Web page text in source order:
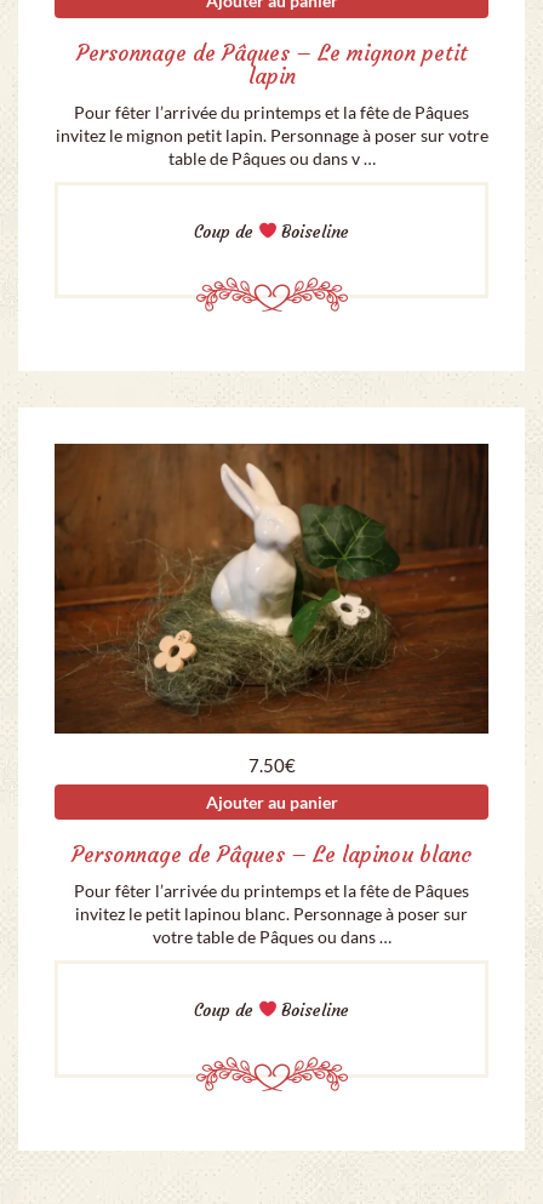
Personnage de Pâques – Le mignon petit
lapin
Pour fêter l’arrivée du printemps et la fête de Pâques
invitez le mignon petit lapin. Personnage à poser sur votre
table de Pâques ou dans v …
Coup de Boiseline
7.50€
Ajouter au panier
Personnage de Pâques – Le lapinou blanc
Pour fêter l’arrivée du printemps et la fête de Pâques
invitez le petit lapinou blanc. Personnage à poser sur
votre table de Pâques ou dans …
Coup de Boiseline